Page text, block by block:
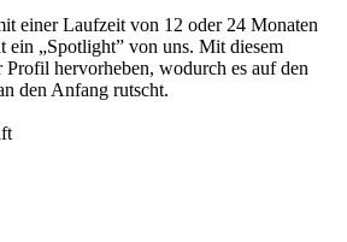
einer Laufzeit von 12 oder 24 Monaten
ein „Spotlight” von uns. Mit diesem
hervorheben, wodurch es auf den
den Anfang rutscht.